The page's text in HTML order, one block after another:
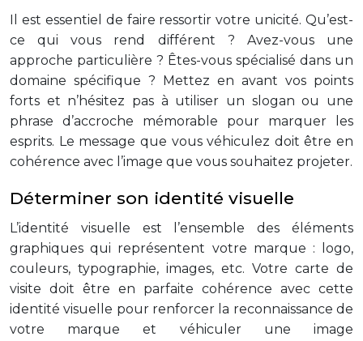
Il est essentiel de faire ressortir votre unicité. Qu’est-
ce qui vous rend différent ? Avez-vous une
approche particulière ? Êtes-vous spécialisé dans un
domaine spécifique ? Mettez en avant vos points
forts et n’hésitez pas à utiliser un slogan ou une
phrase d’accroche mémorable pour marquer les
esprits. Le message que vous véhiculez doit être en
cohérence avec l’image que vous souhaitez projeter.
Déterminer son identité visuelle
L’identité visuelle est l’ensemble des éléments
graphiques qui représentent votre marque : logo,
couleurs, typographie, images, etc. Votre carte de
visite doit être en parfaite cohérence avec cette
identité visuelle pour renforcer la reconnaissance de
votre marque et véhiculer une image